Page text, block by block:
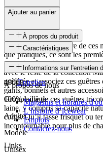
Ajouter au panier
À propos du produit
Qui refuserait une paire de ces
que pratiques, ce sont les
sont tricotées selon un motif
avec le reste de la collection
préférée et associez ces
gants, bonnets et autres
100% laine de ces guêtres
laine, y compris sa capacité
corps. Qu’il fasse frisquet ou
incontournable pour plus de
Caractéristiques
SKU
49069
Groupe d'âge
Adulte
Modèle
Unisex
Informations sur l'entretien
Entretien
À propos de nous
Magasins et horaires
L’histoire d’Icewear
Emplois
Contactez-nous
Links